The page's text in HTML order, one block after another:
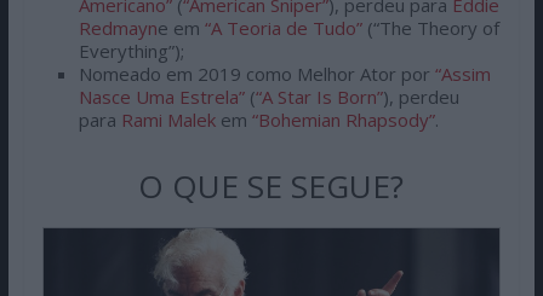
Redmayne em “A Teoria de Tudo”(“The Theory of
Everything”);
Nomeado em 2019 como Melhor Ator por “Assim
Nasce Uma Estrela”(“A Star Is Born”), perdeu
para Rami Malekem “Bohemian Rhapsody”.
O QUE SE SEGUE?